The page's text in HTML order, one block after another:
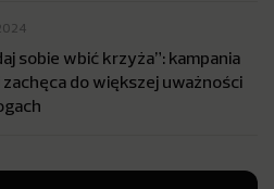
sobie wbić krzyża”: kampania
zachęca do większej uważności